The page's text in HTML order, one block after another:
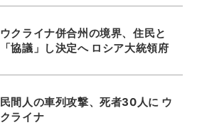
ウクライナ併合州の境界、住民と
「協議」し決定へ ロシア大統領府
民間人の車列攻撃、死者30人に ウ
クライナ